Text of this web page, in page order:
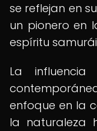
se reflejan en
un pionero en
espíritu
La
enfoque en la
la naturaleza